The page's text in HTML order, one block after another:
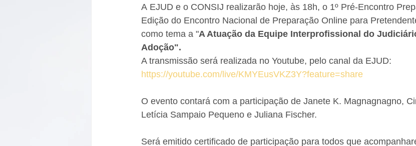
A EJUD e o CONSIJ realizarão hoje, às 18h, o 1º Pré-Encontro
Edição do Encontro Nacional de Preparação Online para
como tema a "A Atuação da Equipe Interprofissional do
Adoção".
A transmissão será realizada no Youtube, pelo canal da EJUD:
https://youtube.com/live/KMYEusVKZ3Y?feature=share
O evento contará com a participação de Janete K. Magnagnagno,
Letícia Sampaio Pequeno e Juliana Fischer.
Será emitido certificado de participação para todos que